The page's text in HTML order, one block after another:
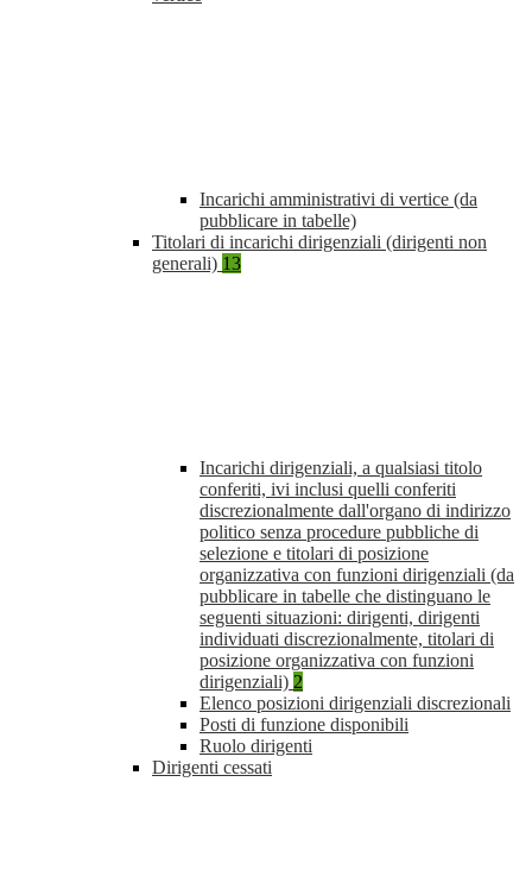
Incarichi amministrativi di vertice (da
pubblicare in tabelle)
Titolari di incarichi dirigenziali (dirigenti non
generali) 13
Incarichi dirigenziali, a qualsiasi titolo
conferiti, ivi inclusi quelli conferiti
discrezionalmente dall'organo di indirizzo
politico senza procedure pubbliche di
selezione e titolari di posizione
organizzativa con funzioni dirigenziali (da
pubblicare in tabelle che distinguano le
seguenti situazioni: dirigenti, dirigenti
individuati discrezionalmente, titolari di
posizione organizzativa con funzioni
dirigenziali) 2
Elenco posizioni dirigenziali discrezionali
Posti di funzione disponibili
Ruolo dirigenti
Dirigenti cessati